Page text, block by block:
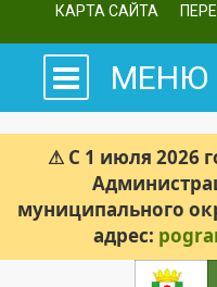
КАРТА САЙТА
МЕНЮ
⚠ С 1 июля 2026
муниципального
адрес: